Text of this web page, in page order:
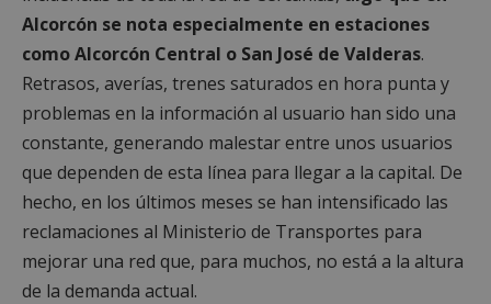
Alcorcón se nota especialmente en estaciones
como Alcorcón Central o San José de Valderas.
Retrasos, averías, trenes saturados en hora punta y
problemas en la información al usuario han sido una
constante, generando malestar entre unos usuarios
que dependen de esta línea para llegar a la capital. De
hecho, en los últimos meses se han intensificado las
reclamaciones al Ministerio de Transportes para
mejorar una red que, para muchos, no está a la altura
de la demanda actual.